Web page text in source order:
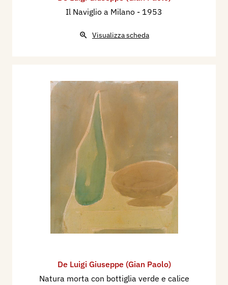
Il Naviglio a Milano - 1953
Visualizza scheda
De Luigi Giuseppe (Gian Paolo)
Natura morta con bottiglia verde e calice